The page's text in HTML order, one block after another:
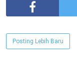
Posting Lebih Baru